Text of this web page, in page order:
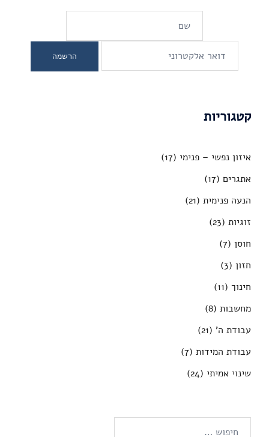
קטגוריות
איזון נפשי – פנימי (17)
אתגרים (17)
הנעה פנימית (21)
זוגיות (23)
חוסן (7)
חזון (3)
חינוך (11)
מחשבות (8)
עבודת ה' (21)
עבודת המידות (7)
שינוי אמיתי (24)